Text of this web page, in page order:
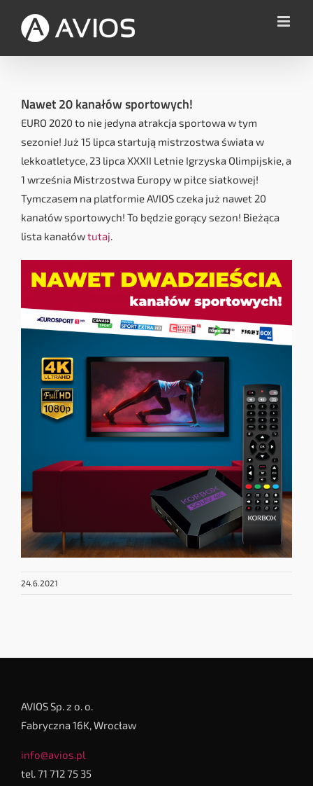
zawartości
Nawet 20 kanałów sportowych!
EURO 2020 to nie jedyna atrakcja sportowa w tym
sezonie! Już 15 lipca startują mistrzostwa świata w
lekkoatletyce, 23 lipca XXXII Letnie Igrzyska Olimpijskie, a
1 września Mistrzostwa Europy w piłce siatkowej!
Tymczasem na platformie AVIOS czeka już nawet 20
kanałów sportowych! To będzie gorący sezon! Bieżąca
lista kanałówtutaj.
24.6.2021
AVIOS Sp. z o. o.
Fabryczna 16K, Wrocław
info@avios.pl
tel. 71 712 75 35